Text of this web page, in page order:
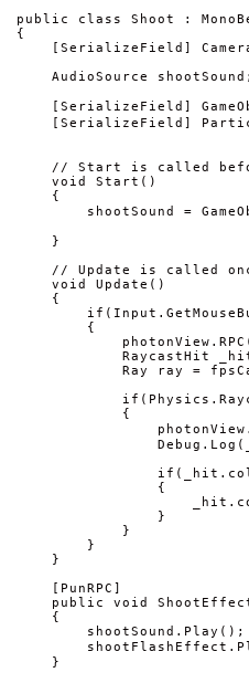
public class Shoot :
{
[SerializeField]
    AudioSource shootSound;
[SerializeField]
[SerializeField]
// Start is called
    void Start()
    {
shootSound =
    }
// Update is called
    void Update()
    {
        {
RaycastHit
Ray ray =
            {
                {
                }
            }
        }
    }
    [PunRPC]
public void
    {
        shootSound.Play();
    }